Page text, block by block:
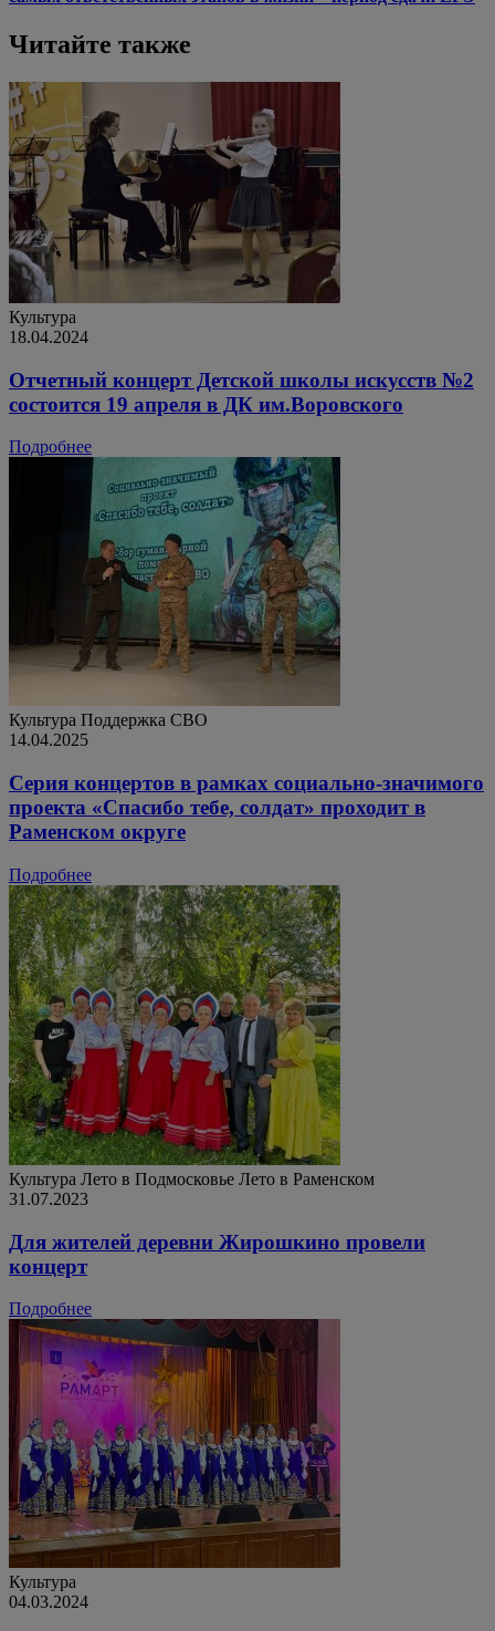
Читайте также
Культура
18.04.2024
Отчетный концерт Детской школы искусств №2
состоится 19 апреля в ДК им.Воровского
Подробнее
Культура Поддержка СВО
14.04.2025
Серия концертов в рамках социально-значимого
проекта «Спасибо тебе, солдат» проходит в
Раменском округе
Подробнее
Культура Лето в Подмосковье Лето в Раменском
31.07.2023
Для жителей деревни Жирошкино провели
концерт
Подробнее
Культура
04.03.2024